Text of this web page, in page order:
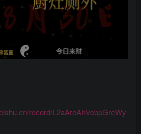
record/L2aAreAhVebpGrcWy